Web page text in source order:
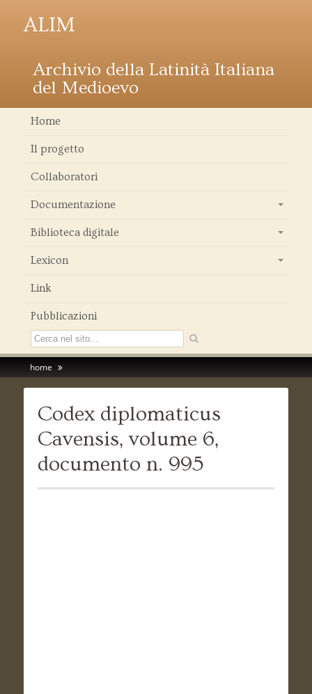
ALIM
Archivio della Latinità Italiana
del Medioevo
Home
Il progetto
Collaboratori
Documentazione
Biblioteca digitale
Lexicon
Link
Pubblicazioni
home
Codex diplomaticus
Cavensis, volume 6,
documento n. 995